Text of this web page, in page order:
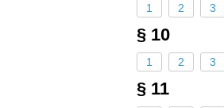
1 2 3
§ 10
1 2 3
§ 11